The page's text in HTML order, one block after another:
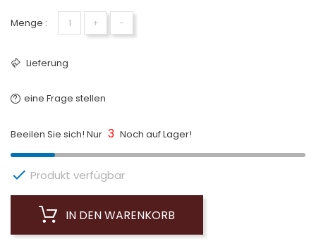
Menge : + −
Lieferung
eine Frage stellen
Beeilen Sie sich! Nur 3 Noch auf Lager!
 Produkt verfügbar
IN DEN WARENKORB